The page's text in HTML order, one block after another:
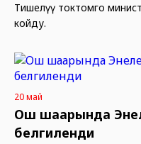
Тишелүү токтомго
койду.
20 май
Ош шаарында
белгиленди